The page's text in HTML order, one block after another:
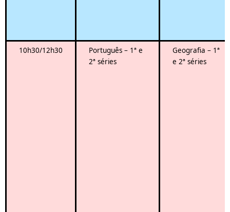
10h30/12h30
Português – 1ª e
2ª séries
Geografia – 1ª
e 2ª séries